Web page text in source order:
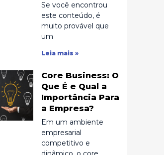
Se você encontrou
este conteúdo, é
muito provável que
um
Leia mais »
Core Business: O
Que É e Qual a
Importância Para
a Empresa?
Em um ambiente
empresarial
competitivo e